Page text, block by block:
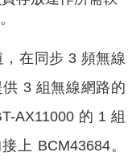
在同步 3 頻無線
3 組無線網路的
AX11000 的 1 組
上 BCM43684。